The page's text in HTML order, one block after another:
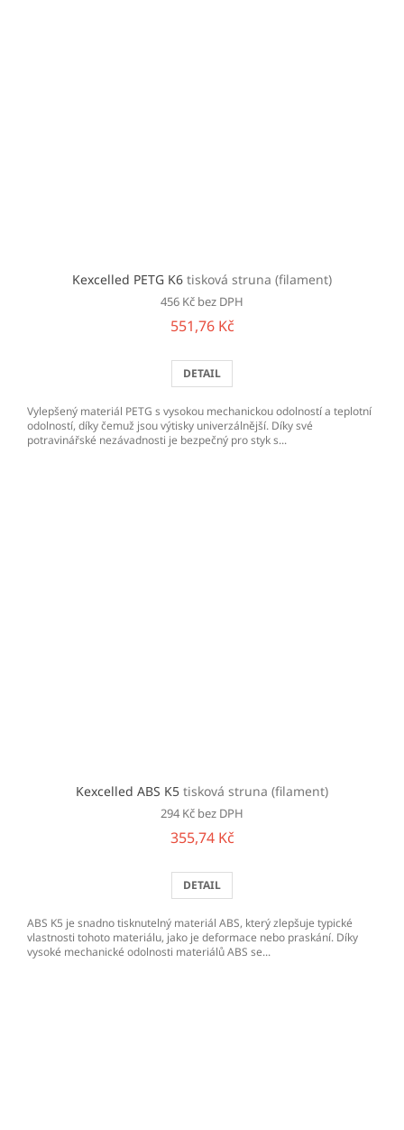
Kexcelled PETG K6 tisková struna (filament)
456 Kč bez DPH
551,76 Kč
DETAIL
Vylepšený materiál PETG s vysokou mechanickou odolností a teplotní
odolností, díky čemuž jsou výtisky univerzálnější. Díky své
potravinářské nezávadnosti je bezpečný pro styk s...
Kexcelled ABS K5 tisková struna (filament)
294 Kč bez DPH
355,74 Kč
DETAIL
ABS K5 je snadno tisknutelný materiál ABS, který zlepšuje typické
vlastnosti tohoto materiálu, jako je deformace nebo praskání. Díky
vysoké mechanické odolnosti materiálů ABS se...